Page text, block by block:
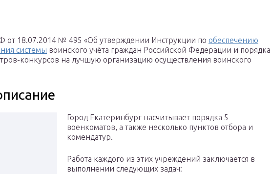
18.07.2014 № 495 «Об утверждении Инструкции по обеспечению
системы воинского учёта граждан Российской Федерации и порядка
конкурсов на лучшую организацию осуществления воинского
Город Екатеринбург насчитывает порядка 5
военкоматов, а также несколько пунктов отбора и
комендатур.
Работа каждого из этих учреждений заключается в
выполнении следующих задач: